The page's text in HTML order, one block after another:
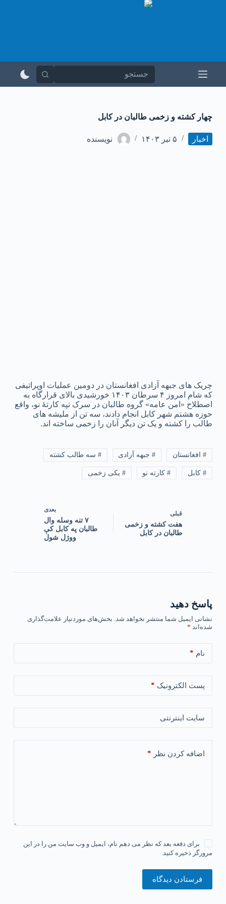
و
چهار کشته و زخمی طالبان در کابل
اخبار ۵ تیر ۱۴۰۳ نویسنده
چریک های جبهه آزادی افغانستان در دومین عملیات اوپراتیفی
که شام امروز ۴ سرطان ۱۴۰۳ خورشیدی بالای قرارگاه به
اصطلاح «امن عامه» گروه طالبان‌ در سرک تپه کارتهٔ نو، واقع
حوزه هشتم شهر کابل انجام دادند، سه تن از ملیشه های
طالب را کشته و یک تن دیگر آنان را زخمی ساخته اند.
# افغانستان # جبهه آزادی # سه طالب کشته
# کابل # کارته نو # یکی زخمی
قبلی
هفت کشته و زخمی
طالبان در کابل
بعدی
۷ تنه وسله وال
طالبان په کابل کې
ووژل شول
پاسخ دهید
نشانی ایمیل شما منتشر نخواهد شد. بخش‌های موردنیاز علامت‌گذاری
شده‌اند *
نام *
پست الکترونیک *
سایت اینترنتی
اضافه کردن نظر *
برای دفعه بعد که نظر می دهم نام، ایمیل و وب سایت من را در این
مرورگر ذخیره کنید.
فرستادن دیدگاه